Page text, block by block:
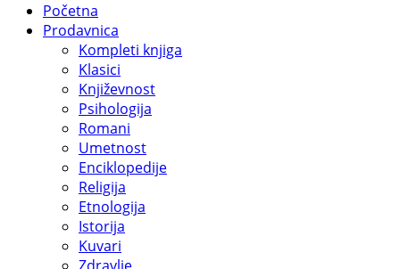
Početna
Prodavnica
Kompleti knjiga
Klasici
Književnost
Psihologija
Romani
Umetnost
Enciklopedije
Religija
Etnologija
Istorija
Kuvari